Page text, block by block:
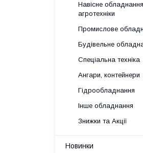
Навісне
агротехніки
Промислове
Будівельне
Спеціальна техніка
Ангари, контейнери
Гідрообладнання
Інше обладнання
Знижки та Акції
Новинки